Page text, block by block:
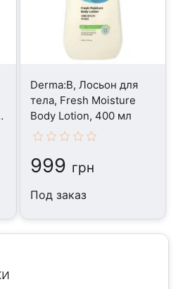
Derma:B, Лосьон для
тела, Fresh Moisture
Body Lotion, 400 мл
999 грн
Под заказ